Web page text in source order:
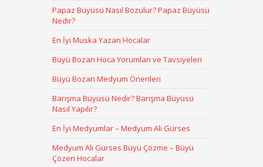
Papaz Büyüsü Nasıl Bozulur? Papaz Büyüsü
Nedir?
En İyi Muska Yazan Hocalar
Büyü Bozan Hoca Yorumları ve Tavsiyeleri
Büyü Bozan Medyum Önerileri
Barışma Büyüsü Nedir? Barışma Büyüsü
Nasıl Yapılır?
En İyi Medyumlar – Medyum Ali Gürses
Medyum Ali Gürses Büyü Çözme – Büyü
Çözen Hocalar